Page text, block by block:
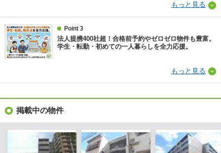
もっと見る
Point 3
法人提携400社超！合格前予約やゼロゼロ物件も豊富。
学生・転勤・初めての一人暮らしを全力応援。
もっと見る
掲載中の物件